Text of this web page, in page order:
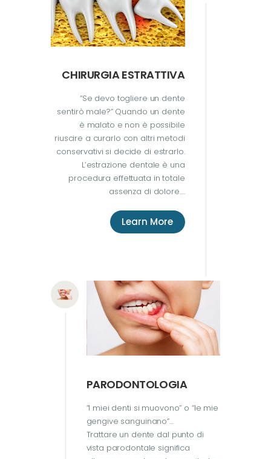
CHIRURGIA ESTRATTIVA
“Se devo togliere un dente
sentirò male?” Quando un dente
è malato e non è possibile
riuscire a curarlo con altri metodi
conservativi si decide di estrarlo.
L’estrazione dentale è una
procedura effettuata in totale
assenza di dolore….
Learn More
PARODONTOLOGIA
“I miei denti si muovono” o “le mie
gengive sanguinano”…
Trattare un dente dal punto di
vista parodontale significa